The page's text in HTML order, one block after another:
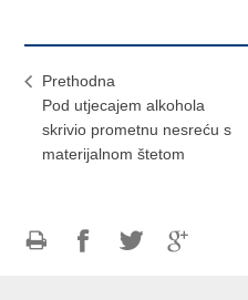
Prethodna
Pod utjecajem alkohola
skrivio prometnu nesreću s
materijalnom štetom